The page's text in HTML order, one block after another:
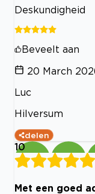
Deskundigheid
Beveelt aan
20 March
Luc
Hilversum
delen
10
Met een goed